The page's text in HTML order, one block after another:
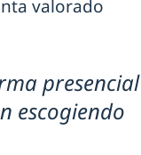
valorado
presencial
escogiendo